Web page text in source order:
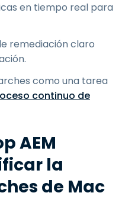
en tiempo real para
remediación claro
como una tarea
continuo de
AEM
la
de Mac